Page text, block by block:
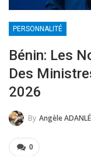
PERSONNALITÉ
Bénin: Les
Des
2026
By Angèle ADANLÉ
0